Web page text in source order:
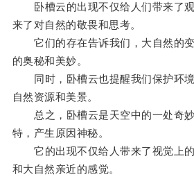
卧槽云的出现不仅给人们带来了观
来了对自然的敬畏和思考。
它们的存在告诉我们，大自然的变
的奥秘和美妙。
同时，卧槽云也提醒我们保护环境
自然资源和美景。
总之，卧槽云是天空中的一处奇妙
特，产生原因神秘。
它的出现不仅给人带来了视觉上的
和大自然亲近的感觉。